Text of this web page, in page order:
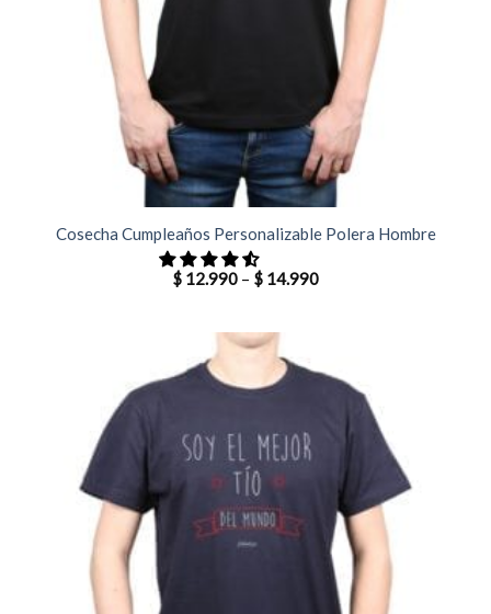
Cosecha Cumpleaños Personalizable Polera Hombre
$ 12.990 – $ 14.990